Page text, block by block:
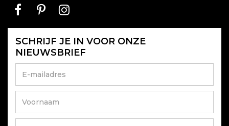
SCHRIJF JE IN VOOR ONZE
NIEUWSBRIEF